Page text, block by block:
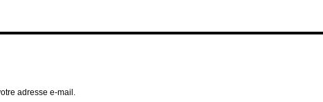
adresse e-mail.